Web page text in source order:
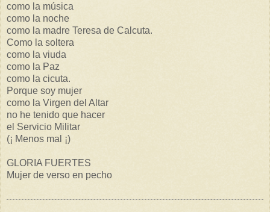
como la música
como la noche
como la madre Teresa de Calcuta.
Como la soltera
como la viuda
como la Paz
como la cicuta.
Porque soy mujer
como la Virgen del Altar
no he tenido que hacer
el Servicio Militar
(¡ Menos mal ¡)
GLORIA FUERTES
Mujer de verso en pecho